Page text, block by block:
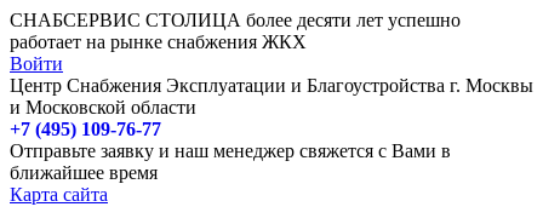
СНАБСЕРВИС СТОЛИЦА более десяти лет успешно
работает на рынке снабжения ЖКХ
Войти
Центр Снабжения Эксплуатации и Благоустройства г. Москвы
и Московской области
+7 (495) 109-76-77
Отправьте заявку и наш менеджер свяжется с Вами в
ближайшее время
Карта сайта